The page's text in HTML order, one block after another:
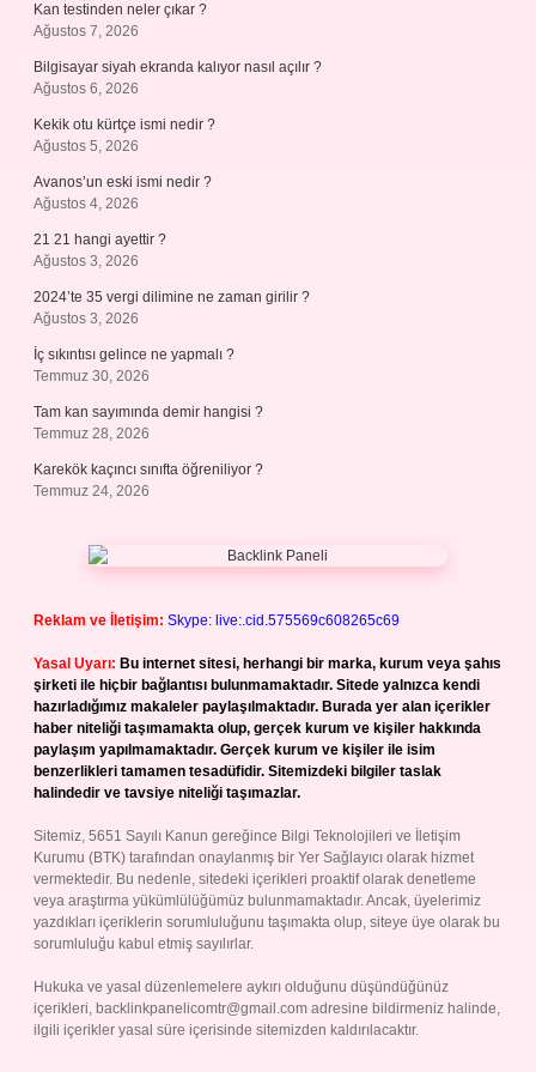
Kan testinden neler çıkar ?
Ağustos 7, 2026
Bilgisayar siyah ekranda kalıyor nasıl açılır ?
Ağustos 6, 2026
Kekik otu kürtçe ismi nedir ?
Ağustos 5, 2026
Avanos’un eski ismi nedir ?
Ağustos 4, 2026
21 21 hangi ayettir ?
Ağustos 3, 2026
2024’te 35 vergi dilimine ne zaman girilir ?
Ağustos 3, 2026
İç sıkıntısı gelince ne yapmalı ?
Temmuz 30, 2026
Tam kan sayımında demir hangisi ?
Temmuz 28, 2026
Karekök kaçıncı sınıfta öğreniliyor ?
Temmuz 24, 2026
Reklam ve İletişim: Skype: live:.cid.575569c608265c69
Yasal Uyarı: Bu internet sitesi, herhangi bir marka, kurum veya şahıs
şirketi ile hiçbir bağlantısı bulunmamaktadır. Sitede yalnızca kendi
hazırladığımız makaleler paylaşılmaktadır. Burada yer alan içerikler
haber niteliği taşımamakta olup, gerçek kurum ve kişiler hakkında
paylaşım yapılmamaktadır. Gerçek kurum ve kişiler ile isim
benzerlikleri tamamen tesadüfidir. Sitemizdeki bilgiler taslak
halindedir ve tavsiye niteliği taşımazlar.
Sitemiz, 5651 Sayılı Kanun gereğince Bilgi Teknolojileri ve İletişim
Kurumu (BTK) tarafından onaylanmış bir Yer Sağlayıcı olarak hizmet
vermektedir. Bu nedenle, sitedeki içerikleri proaktif olarak denetleme
veya araştırma yükümlülüğümüz bulunmamaktadır. Ancak, üyelerimiz
yazdıkları içeriklerin sorumluluğunu taşımakta olup, siteye üye olarak bu
sorumluluğu kabul etmiş sayılırlar.
Hukuka ve yasal düzenlemelere aykırı olduğunu düşündüğünüz
içerikleri, backlinkpanelicomtr@gmail.com adresine bildirmeniz halinde,
ilgili içerikler yasal süre içerisinde sitemizden kaldırılacaktır.